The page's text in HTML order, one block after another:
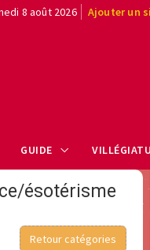
8 août 2026 Ajouter un
GUIDE
ésotérisme
Retour catégories